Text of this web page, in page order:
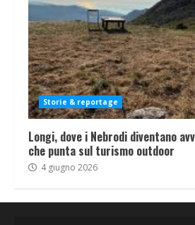
Storie & reportage
Longi, dove i Nebrodi diventano
che punta sul turismo outdoor
4 giugno 2026